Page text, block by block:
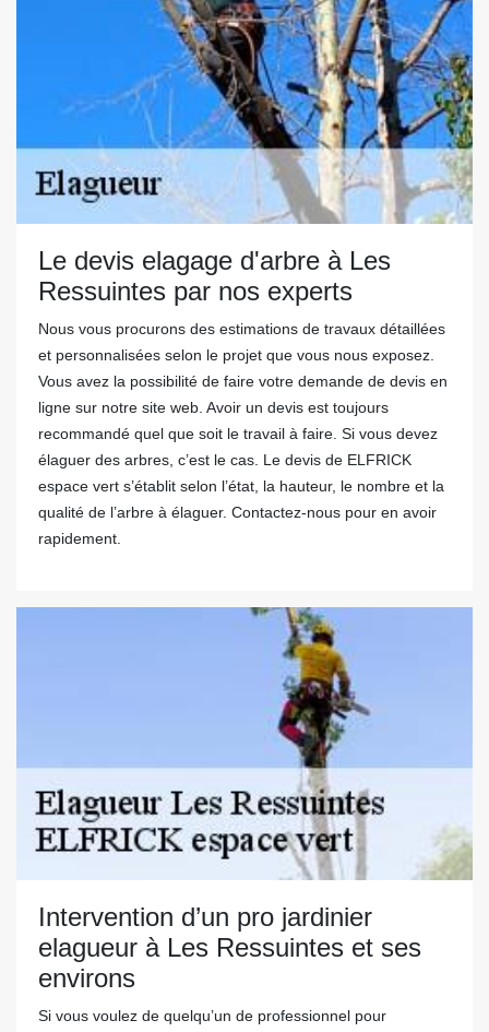
Le devis elagage d'arbre à Les
Ressuintes par nos experts
Nous vous procurons des estimations de travaux détaillées
et personnalisées selon le projet que vous nous exposez.
Vous avez la possibilité de faire votre demande de devis en
ligne sur notre site web. Avoir un devis est toujours
recommandé quel que soit le travail à faire. Si vous devez
élaguer des arbres, c’est le cas. Le devis de ELFRICK
espace vert s’établit selon l’état, la hauteur, le nombre et la
qualité de l’arbre à élaguer. Contactez-nous pour en avoir
rapidement.
Intervention d’un pro jardinier
elagueur à Les Ressuintes et ses
environs
Si vous voulez de quelqu’un de professionnel pour